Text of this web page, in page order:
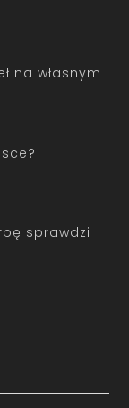
na własnym
sprawdzi